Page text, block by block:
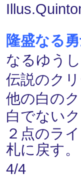
隆盛なる
なるゆう
伝説のク
他の白の
白でない
２点のラ
札に戻す。
4/4